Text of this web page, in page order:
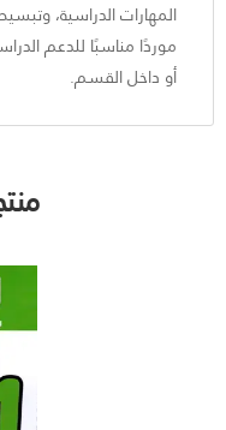
المهارات الدراسية،
موردًا مناسبًا للدعم
أو داخل القسم.